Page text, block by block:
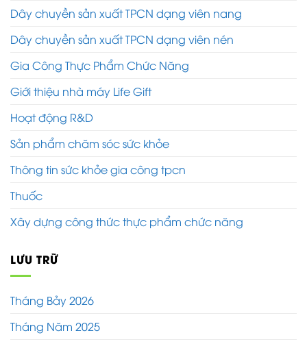
Dây chuyền sản xuất TPCN dạng viên nang
Dây chuyền sản xuất TPCN dạng viên nén
Gia Công Thực Phẩm Chức Năng
Giới thiệu nhà máy Life Gift
Hoạt động R&D
Sản phẩm chăm sóc sức khỏe
Thông tin sức khỏe gia công tpcn
Thuốc
Xây dựng công thức thực phẩm chức năng
LƯU TRỮ
Tháng Bảy 2026
Tháng Năm 2025